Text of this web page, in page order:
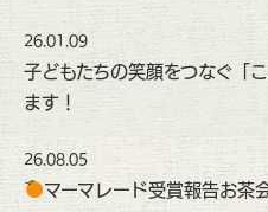
26.01.09
子どもたちの笑顔をつなぐ「
ます！
26.08.05
マーマレード受賞報告お茶